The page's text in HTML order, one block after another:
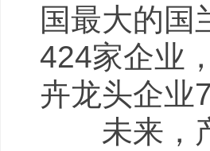
国最大的国
424家企业
卉龙头企
未来，产